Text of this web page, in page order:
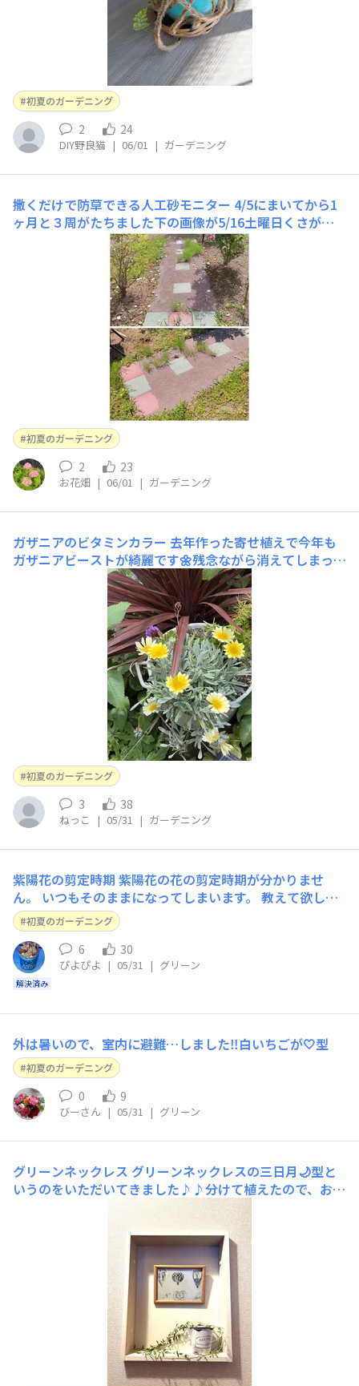
初夏のガーデニング
2 24
DIY野良猫 | 06/01 | ガーデニング
撒くだけで防草できる人工砂モニター 4/5にまいてから1
ヶ月と３周がたちました下の画像が5/16土曜日くさがは
えたので草むしりをしました。そして周りは綺麗になりま
したが、スギナだけはそのままにしてます。上の画像が5/
29のものですがやり残したところもそんなにはのびてま
せんが、スギナもあまり伸びていません。他の草が境目に
生えてしまいます
初夏のガーデニング
2 23
お花畑 | 06/01 | ガーデニング
ガザニアのビタミンカラー 去年作った寄せ植えで今年も
ガザニアビーストが綺麗です🌼残念ながら消えてしまった
ものもありますが💦このガザニアは簡単に増やせるのが嬉
初夏のガーデニング
3 38
ねっこ | 05/31 | ガーデニング
紫陽花の剪定時期 紫陽花の花の剪定時期が分かりませ
ん。 いつもそのままになってしまいます。 教えて欲しい
です。よろしくお願いします🙇‍♀️
初夏のガーデニング
解決済み
6 30
ぴよぴよ | 05/31 | グリーン
外は暑いので、室内に避難…しました‼️白いちごが🤍型
初夏のガーデニング
0 9
びーさん | 05/31 | グリーン
グリーンネックレス グリーンネックレスの三日月🌙型と
いうのをいただいてきました♪♪分けて植えたので、おさ